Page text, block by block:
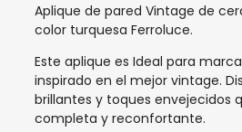
Aplique de pared Vintage de
color turquesa Ferroluce.
Este aplique es Ideal para
inspirado en el mejor vintage.
brillantes y toques envejecidos
completa y reconfortante.